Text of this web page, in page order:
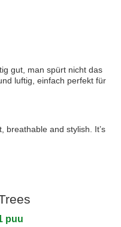
gut, man spürt nicht das
luftig, einfach perfekt für
breathable and stylish. It’s
puu